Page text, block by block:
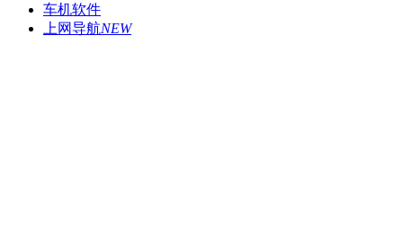
车机软件
上网导航NEW